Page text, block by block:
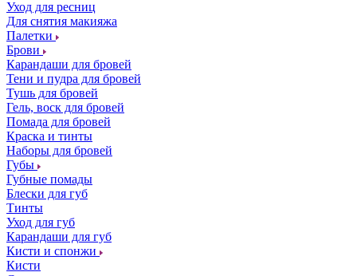
Уход для ресниц
Для снятия макияжа
Палетки
Брови
Карандаши для бровей
Тени и пудра для бровей
Тушь для бровей
Гель, воск для бровей
Помада для бровей
Краска и тинты
Наборы для бровей
Губы
Губные помады
Блески для губ
Тинты
Уход для губ
Карандаши для губ
Кисти и спонжи
Кисти